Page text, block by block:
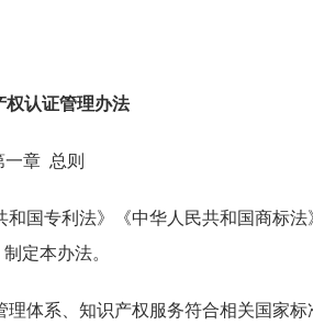
权认证管理办法
一章 总则
国专利法》《中华人民共和国商标
定本办法。
体系、知识产权服务符合相关国家标